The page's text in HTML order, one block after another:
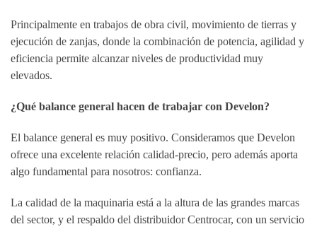
Principalmente en trabajos de obra civil, movimiento de tierras y
ejecución de zanjas, donde la combinación de potencia, agilidad y
eficiencia permite alcanzar niveles de productividad muy
elevados.
¿Qué balance general hacen de trabajar con Develon?
El balance general es muy positivo. Consideramos que Develon
ofrece una excelente relación calidad-precio, pero además aporta
algo fundamental para nosotros: confianza.
La calidad de la maquinaria está a la altura de las grandes marcas
del sector, y el respaldo del distribuidor Centrocar, con un servicio